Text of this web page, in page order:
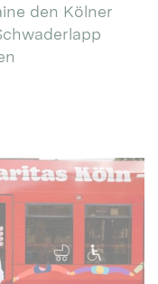
den Kölner